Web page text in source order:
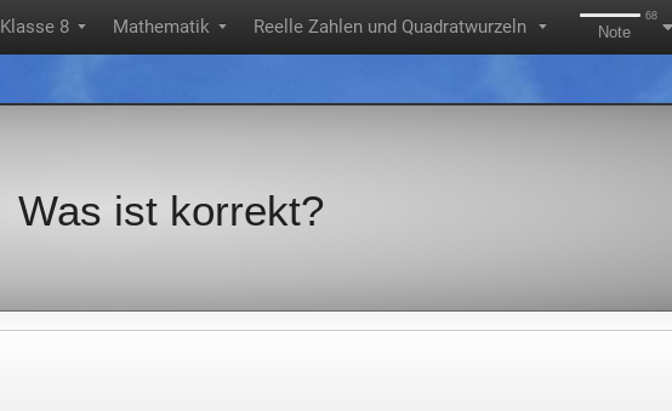
Klasse 8 ▼ Mathematik ▼ Reelle Zahlen und Quadratwurzeln ▼
68
Note
Was ist korrekt?